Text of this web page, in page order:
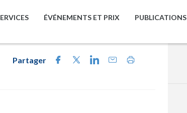
ÉVÉNEMENTS ET PRIX PUBLICATIONS
Partager